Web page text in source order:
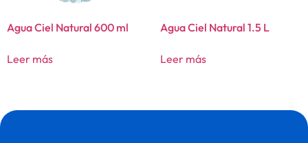
Agua Ciel Natural 600 ml
Leer más
Agua Ciel Natural 1.5 L
Leer más